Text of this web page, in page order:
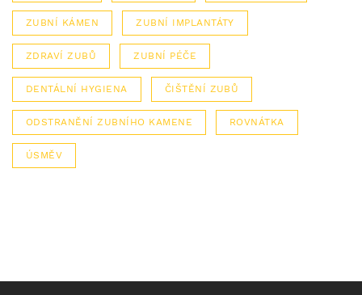
ZUBNÍ KÁMEN ZUBNÍ IMPLANTÁTY
ZDRAVÍ ZUBŮ ZUBNÍ PÉČE
DENTÁLNÍ HYGIENA ČIŠTĚNÍ ZUBŮ
ODSTRANĚNÍ ZUBNÍHO KAMENE ROVNÁTKA
ÚSMĚV